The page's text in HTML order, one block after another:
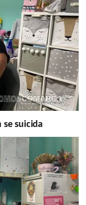
se suicida